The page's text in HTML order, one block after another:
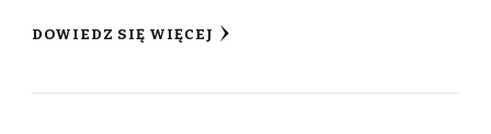
DOWIEDZ SIĘ WIĘCEJ